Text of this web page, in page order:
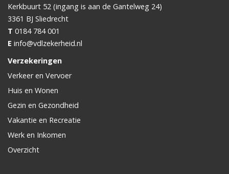
Kerkbuurt 52 (ingang is aan de Gantelweg 24)
3361 BJ Sliedrecht
T 0184 784 001
E info@vdlzekerheid.nl
Verzekeringen
Verkeer en Vervoer
Huis en Wonen
Gezin en Gezondheid
Vakantie en Recreatie
Werk en Inkomen
Overzicht